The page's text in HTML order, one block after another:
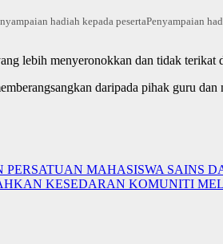
hadiah kepada pesertaPenyampaian
lebih menyeronokkan dan tidak terikat
daripada pihak guru
MAHASISWA
KESEDARAN KOMUNITI